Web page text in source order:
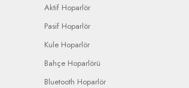
Aktif Hoparlör
Pasif Hoparlör
Kule Hoparlör
Bahçe Hoparlörü
Bluetooth Hoparlör